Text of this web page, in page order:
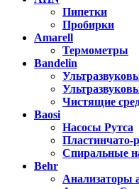
Пипетки
Пробирки
Amarell
Термометры
Bandelin
Чистящие
Baosi
Насосы Рутса
Пластинчато-
Спиральные
Behr
Анализаторы